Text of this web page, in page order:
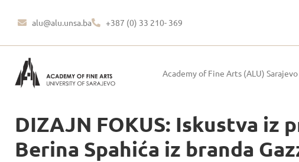
alu@alu.unsa.ba +387 (0) 33 210- 369
Academy of Fine Arts (ALU) Sarajevo
DIZAJN FOKUS: Iskustva iz
Berina Spahića iz branda